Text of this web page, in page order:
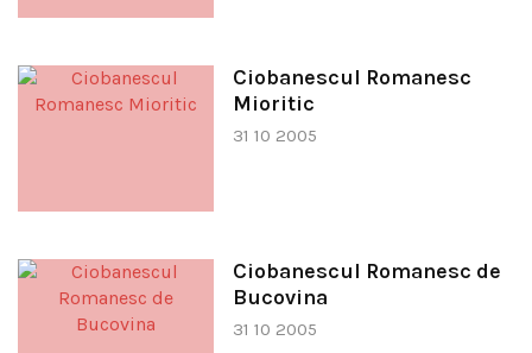
Ciobanescul Romanesc
Mioritic
31 10 2005
Ciobanescul Romanesc de
Bucovina
31 10 2005